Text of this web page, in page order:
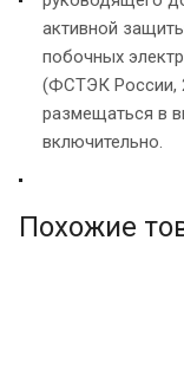
активной
побочных
(ФСТЭК России,
размещаться в
включительно.
Похожие